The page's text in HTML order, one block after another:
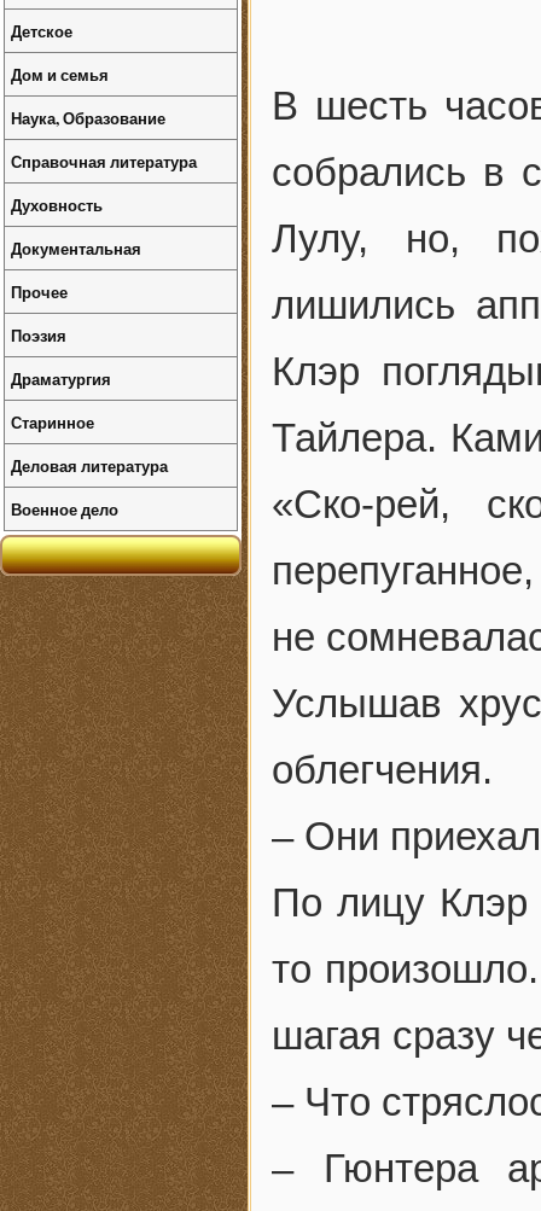
В шесть
собрались в
Лулу, но,
лишились
Клэр
Тайлера.
«Ско-рей,
не
Услышав
облегчения.
– Они
По лицу Клэр
то
шагая сразу
– Что
– Гюнтера
Детское
Дом и семья
Наука, Образование
Справочная литература
Духовность
Документальная
Прочее
Поэзия
Драматургия
Старинное
Деловая литература
Военное дело